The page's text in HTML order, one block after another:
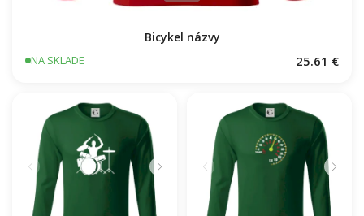
Bicykel názvy
NA SKLADE 25.61 €